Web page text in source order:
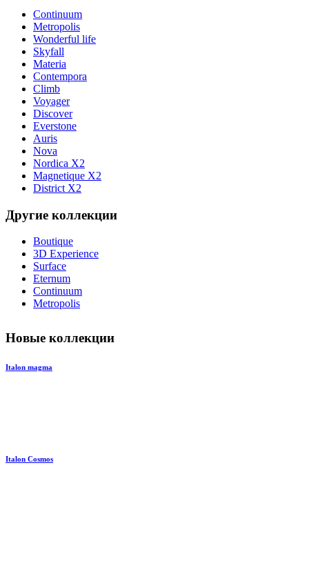
Continuum
Metropolis
Wonderful life
Skyfall
Materia
Contempora
Climb
Voyager
Discover
Everstone
Auris
Nova
Nordica X2
Magnetique X2
District X2
Другие коллекции
Boutique
3D Experience
Surface
Eternum
Continuum
Metropolis
Новые коллекции
Italon magma
Italon Cosmos